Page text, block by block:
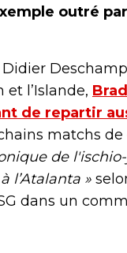
outré
et l’Islande,
de repartir
matchs
de
l’Atalanta »
dans un